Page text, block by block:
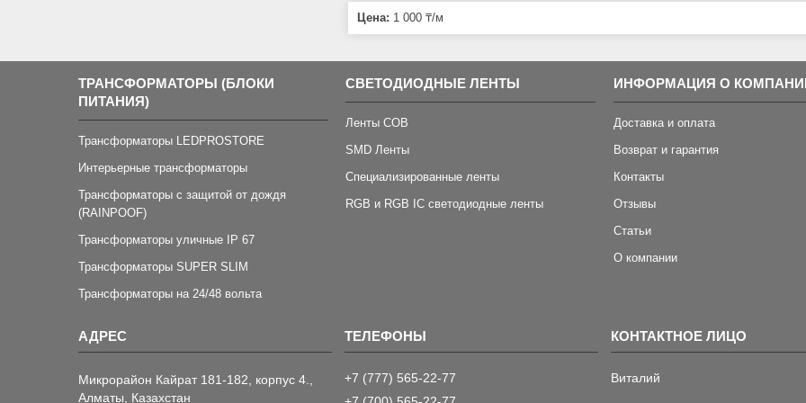
Цена: 1 000 ₸/м
ТРАНСФОРМАТОРЫ (БЛОКИ
ПИТАНИЯ)
Трансформаторы LEDPROSTORE
Интерьерные трансформаторы
Трансформаторы с защитой от дождя
(RAINPOOF)
Трансформаторы уличные IP 67
Трансформаторы SUPER SLIM
Трансформаторы на 24/48 вольта
СВЕТОДИОДНЫЕ ЛЕНТЫ
Ленты COB
SMD Ленты
Специализированные ленты
RGB и RGB IC светодиодные ленты
ИНФОРМАЦИЯ О
Доставка и оплата
Возврат и гарантия
Контакты
Отзывы
Статьи
О компании
Микрорайон Кайрат 181-182, корпус 4.,
Алматы, Казахстан
+7 (777) 565-22-77
Виталий